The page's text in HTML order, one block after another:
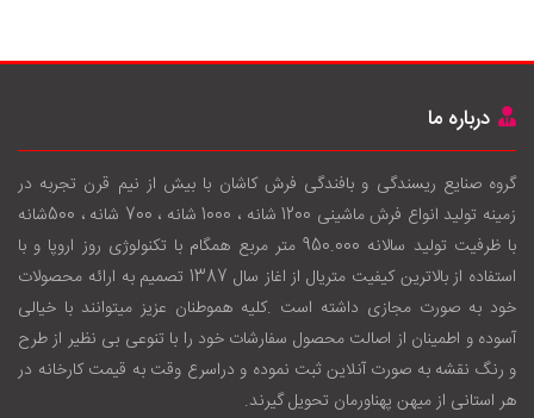
درباره ما
گروه صنایع ریسندگی و بافندگی فرش کاشان با بيش از نيم قرن تجربه در
زمينه توليد انواع فرش ماشینی 1200 شانه ، 1000 شانه ، 700 شانه ، 500شانه
با ظرفيت توليد سالانه 950.000 متر مربع همگام با تکنولوژی روز اروپا و با
استفاده از بالاترين کيفيت متريال از اغاز سال 1387 تصميم به ارائه محصولات
خود به صورت مجازی داشته است .کليه هموطنان عزيز ميتوانند با خيالی
آسوده و اطمينان از اصالت محصول سفارشات خود را با تنوعی بی نظير از طرح
و رنگ نقشه به صورت آنلاين ثبت نموده و دراسرع وقت به قيمت کارخانه در
هر استانی از ميهن پهناورمان تحويل گيرند.